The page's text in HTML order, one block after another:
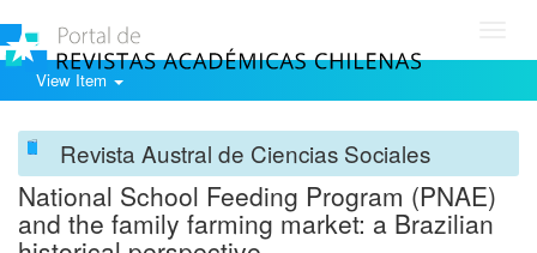
View Item
Revista Austral de Ciencias Sociales
National School Feeding Program (PNAE)
and the family farming market: a Brazilian